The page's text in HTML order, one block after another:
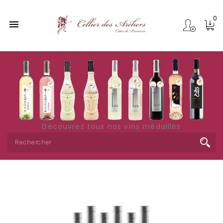

0
Découvrez tous nos vins médaillés